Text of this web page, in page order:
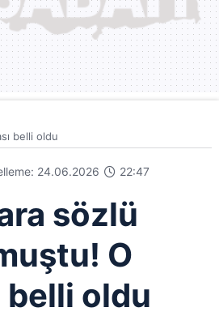
belli oldu
24.06.2026 22:47
sözlü
O
belli oldu